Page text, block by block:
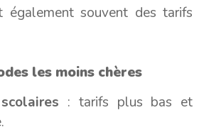
également souvent des tarifs
les moins chères
: tarifs plus bas et